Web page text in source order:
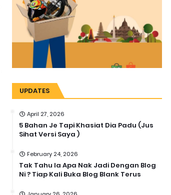
UPDATES
April 27, 2026
5 Bahan Je Tapi Khasiat Dia Padu (Jus
Sihat Versi Saya )
February 24, 2026
Tak Tahu la Apa Nak Jadi Dengan Blog
Ni ? Tiap Kali Buka Blog Blank Terus